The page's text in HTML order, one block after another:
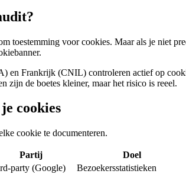
toestemming voor cookies. Maar als je niet
en Frankrijk (CNIL) controleren actief op
zijn de boetes kleiner, maar het risico is reeel.
cookies
cookie te documenteren.
Partij Doel
party (Google) Bezoekersstatistieken